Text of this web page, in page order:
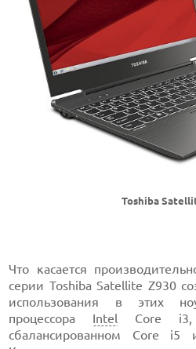
Toshiba
Что касается
серии Toshiba Satellite Z930
использования в этих
процессора Intel Core i3,
сбалансированном Core i5